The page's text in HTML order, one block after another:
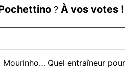
? À vos votes !
Mourinho… Quel entraîneur pour